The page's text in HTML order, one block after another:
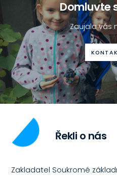
Domluvte
Zaujala vás
Řekli o nás
Zakladatel Soukromé